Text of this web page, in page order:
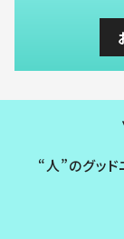
“人”のグッド